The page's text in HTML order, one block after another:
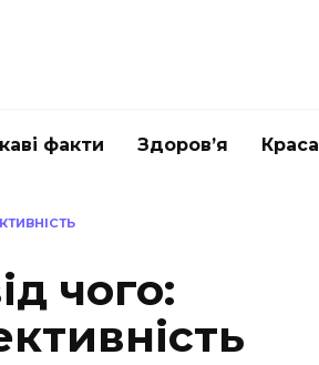
факти Здоров’я Краса
чого: